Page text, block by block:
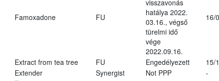
Famoxadone FU
visszavonás
hatálya 2022.
03.16., végső
türelmi idő
vége
2022.09.16.
16/
Extract from tea tree FU Engedélyezett
15/
Extender
Synergist Not PPP
-